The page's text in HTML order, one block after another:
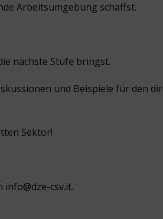
Arbeitsumgebung schaffst.
nächste Stufe bringst.
und Beispiele für den
Sektor!
info@dze-csv.it.